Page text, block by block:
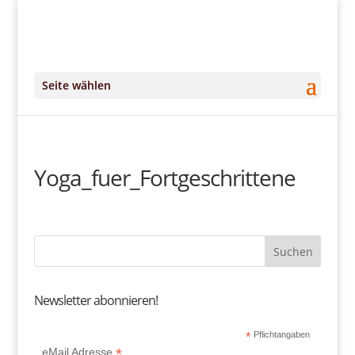
Seite wählen
Yoga_fuer_Fortgeschrittene
Newsletter abonnieren!
* Pflichtangaben
eMail Adresse